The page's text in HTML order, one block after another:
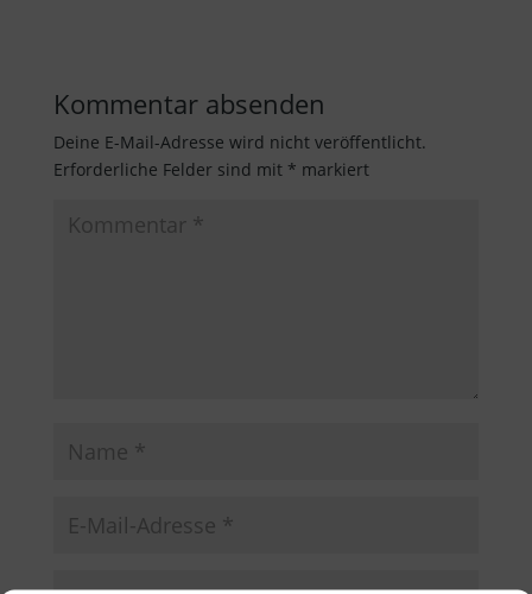
Kommentar absenden
Deine E-Mail-Adresse wird nicht veröffentlicht.
Erforderliche Felder sind mit * markiert